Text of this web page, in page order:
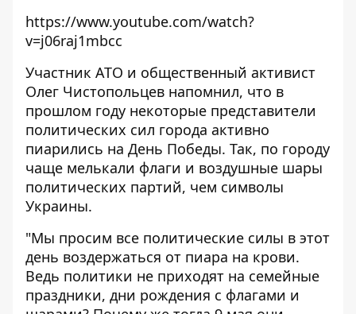
https://www.youtube.com/watch?
v=j06raj1mbcc
Участник АТО и общественный активист
Олег Чистопольцев напомнил, что в
прошлом году некоторые представители
политических сил города активно
пиарились на День Победы. Так, по городу
чаще мелькали флаги и воздушные шары
политических партий, чем символы
Украины.
"Мы просим все политические силы в этот
день воздержаться от пиара на крови.
Ведь политики не приходят на семейные
праздники, дни рождения с флагами и